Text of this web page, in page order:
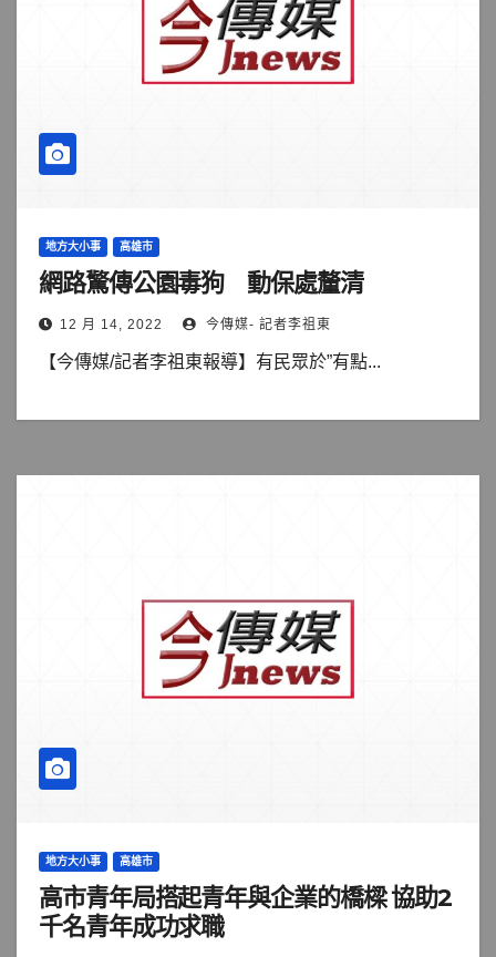
地方大小事 高雄市
網路驚傳公園毒狗 動保處釐清
12 月 14, 2022 今傳媒- 記者李祖東
【今傳媒/記者李祖東報導】有民眾於”有點...
地方大小事 高雄市
高市青年局搭起青年與企業的橋樑 協助2
千名青年成功求職